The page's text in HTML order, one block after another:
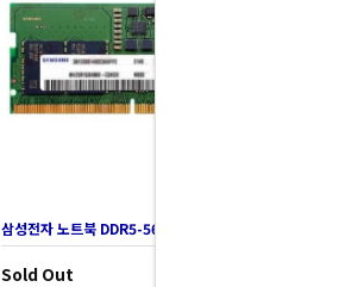
삼성전자 노트북 DDR5-5600 중고 (8GB)
Sold Out